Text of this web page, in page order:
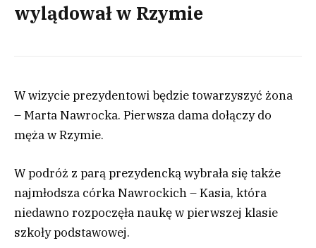
wylądował w Rzymie
W wizycie prezydentowi będzie towarzyszyć żona
– Marta Nawrocka. Pierwsza dama dołączy do
męża w Rzymie.
W podróż z parą prezydencką wybrała się także
najmłodsza córka Nawrockich – Kasia, która
niedawno rozpoczęła naukę w pierwszej klasie
szkoły podstawowej.